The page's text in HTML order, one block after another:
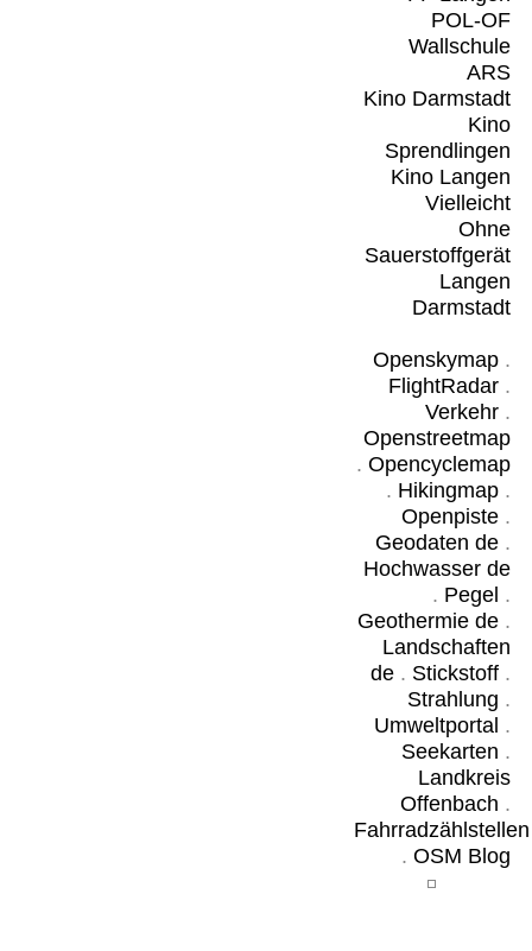
POL-OF
Wallschule
ARS
Kino Darmstadt
Kino
Sprendlingen
Kino Langen
Vielleicht
Ohne
Sauerstoffgerät
Langen
Darmstadt
Openskymap.
FlightRadar.
Verkehr.
Openstreetmap
. Opencyclemap
. Hikingmap.
Openpiste.
Geodaten de.
Hochwasser de
. Pegel .
Geothermie de.
Landschaften
de. Stickstoff.
Strahlung .
Umweltportal .
Seekarten .
Landkreis
Offenbach .
Fahrradzählstellen
. OSM Blog